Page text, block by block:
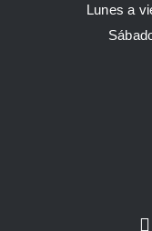
Lunes a